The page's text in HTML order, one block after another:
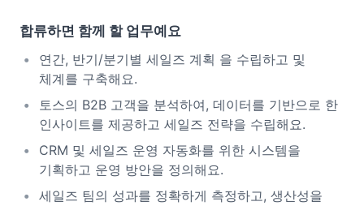
합류하면 함께 할 업무예요
연간, 반기/분기별 세일즈 계획 을 수립하고 및
체계를 구축해요.
토스의 B2B 고객을 분석하여, 데이터를 기반으로 한
인사이트를 제공하고 세일즈 전략을 수립해요.
CRM 및 세일즈 운영 자동화를 위한 시스템을
기획하고 운영 방안을 정의해요.
세일즈 팀의 성과를 정확하게 측정하고, 생산성을